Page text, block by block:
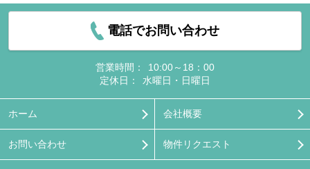
電話でお問い合わせ
営業時間：
10:00～18：00
定休日：
水曜日・日曜日
ホーム 会社概要
お問い合わせ 物件リクエスト